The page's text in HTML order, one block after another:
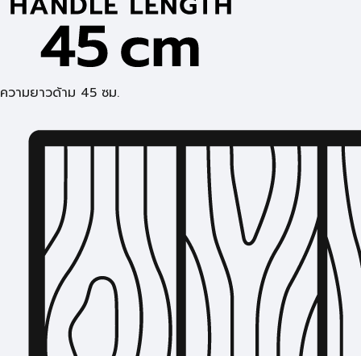
ความยาวด้าม 45 ซม.